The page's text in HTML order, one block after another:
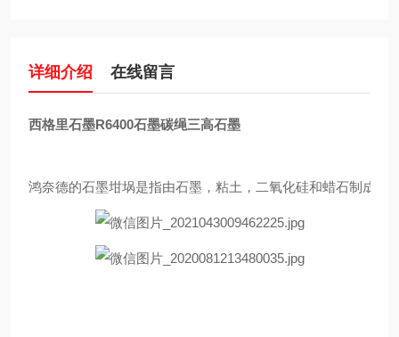
详细介绍 在线留言
西格里石墨R6400石墨碳绳三高石墨
鸿奈德的石墨坩埚是指由石墨，粘土，二氧化硅和蜡石制成的